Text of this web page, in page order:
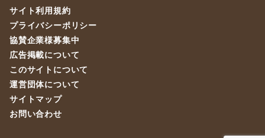
サイト利用規約
プライバシーポリシー
協賛企業様募集中
広告掲載について
このサイトについて
運営団体について
サイトマップ
お問い合わせ